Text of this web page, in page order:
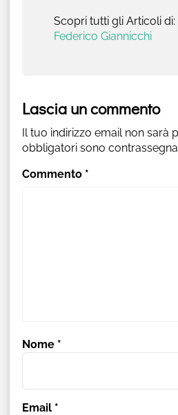
Scopri tutti gli Articoli di:
Federico Giannicchi
Lascia un commento
Il tuo indirizzo email non sarà
obbligatori sono
Commento *
Nome *
Email *